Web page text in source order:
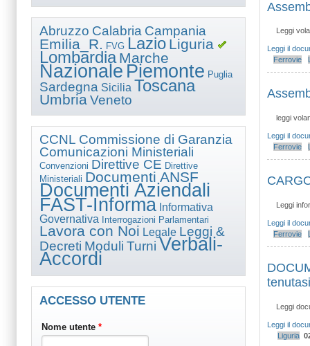
Abruzzo Calabria Campania
Emilia_R. FVG Lazio Liguria
Lombardia Marche
Nazionale Piemonte Puglia
Sardegna Sicilia Toscana
UmbriaVeneto
CCNL Commissione di Garanzia
Comunicazioni Ministeriali
Convenzioni Direttive CE Direttive
Ministeriali Documenti ANSF
Documenti Aziendali
FAST-Informa Informativa
Governativa
Interrogazioni Parlamentari
Lavora con Noi Legale Leggi &
Decreti Moduli Turni Verbali-
Accordi
ACCESSO UTENTE
Nome utente *
Leggi
Leggi il
Ferrovie
leggi
Leggi il
Ferrovie
Leggi
Leggi il
Ferrovie
Leggi
Leggi il
Liguria